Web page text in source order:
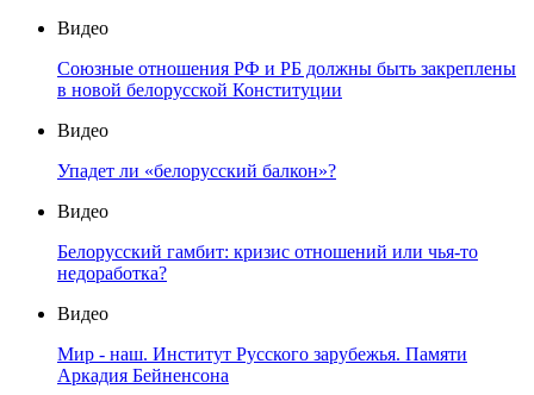
Видео
Союзные отношения РФ и РБ должны быть закреплены
в новой белорусской Конституции
Видео
Упадет ли «белорусский балкон»?
Видео
Белорусский гамбит: кризис отношений или чья-то
недоработка?
Видео
Мир - наш. Институт Русского зарубежья. Памяти
Аркадия Бейненсона